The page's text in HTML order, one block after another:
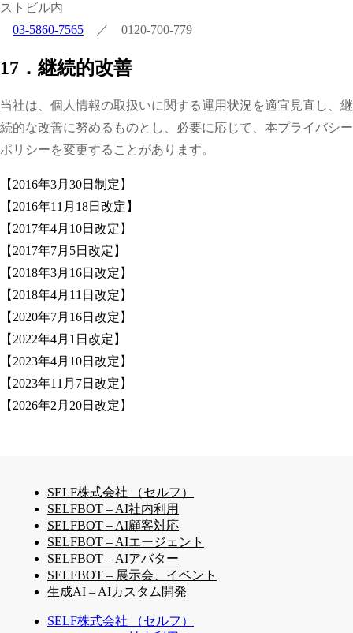
ストビル内
03-5860-7565 ／ 0120-700-779
17．継続的改善
当社は、個人情報の取扱いに関する運用状況を適宜見直し、継
続的な改善に努めるものとし、必要に応じて、本プライバシー
ポリシーを変更することがあります。
【2016年3月30日制定】
【2016年11月18日改定】
【2017年4月10日改定】
【2017年7月5日改定】
【2018年3月16日改定】
【2018年4月11日改定】
【2020年7月16日改定】
【2022年4月1日改定】
【2023年4月10日改定】
【2023年11月7日改定】
【2026年2月20日改定】
SELF株式会社 （セルフ）
SELFBOT – AI社内利用
SELFBOT – AI顧客対応
SELFBOT – AIエージェント
SELFBOT – AIアバター
SELFBOT – 展示会、イベント
生成AI – AIカスタム開発
SELF株式会社 （セルフ）